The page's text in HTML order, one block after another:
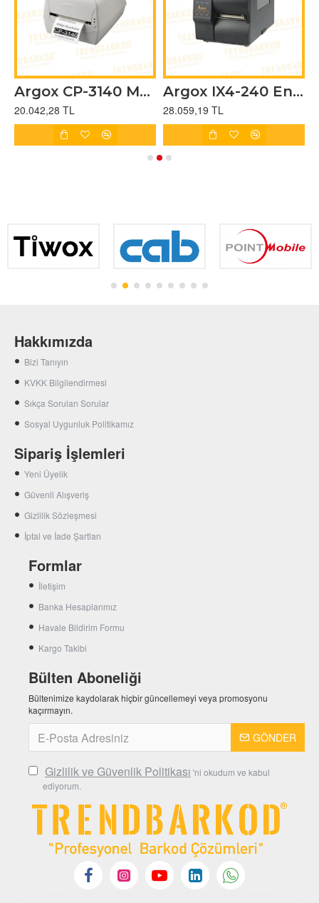
Argox CP-3140 Masaüstü Barkod Yazıcı 300 DPI (Ethernetli)
20.042,28 TL
Argox IX4-240 Endüstriyel Barkod / Etiket Yazıcı (203 DPI)
28.059,19 TL
Hakkımızda
Bizi Tanıyın
KVKK Bilgilendirmesi
Sıkça Sorulan Sorular
Sosyal Uygunluk Politikamız
Sipariş İşlemleri
Yeni Üyelik
Güvenli Alışveriş
Gizlilik Sözleşmesi
İptal ve İade Şartları
Formlar
İletişim
Banka Hesaplarımız
Havale Bildirim Formu
Kargo Takibi
Bülten Aboneliği
Bültenimize kaydolarak hiçbir güncellemeyi veya promosyonu
kaçırmayın.
GÖNDER
Gizlilik ve Güvenlik Politikası 'ni okudum ve kabul
ediyorum.